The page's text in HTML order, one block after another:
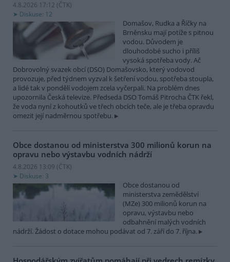
4.8.2026 17:12 (ČTK)
Diskuse: 12
Domašov, Rudka a Říčky na
Brněnsku mají potíže s pitnou
vodou. Důvodem je
dlouhodobé sucho i příliš
vysoká spotřeba vody. Ač
Dobrovolný svazek obcí (DSO) Domašovsko, který vodovod
provozuje, před týdnem vyzval k šetření vodou, spotřeba stoupla,
a lidé tak v pondělí vodojem zcela vyčerpali. Na problém dnes
upozornila Česká televize. Předseda DSO Tomáš Pitrocha ČTK řekl,
že voda nyní z kohoutků ve třech obcích teče, ale je třeba opravdu
omezit její nadměrnou spotřebu.
Obce dostanou od ministerstva 300 milionů korun na
opravu nebo výstavbu vodních nádrží
4.8.2026 13:09 (ČTK)
Diskuse: 3
Obce dostanou od
ministerstva zemědělství
(MZe) 300 milionů korun na
opravu, výstavbu nebo
odbahnění malých vodních
nádrží. Žádost o dotace mohou podávat od 7. září do 7. října.